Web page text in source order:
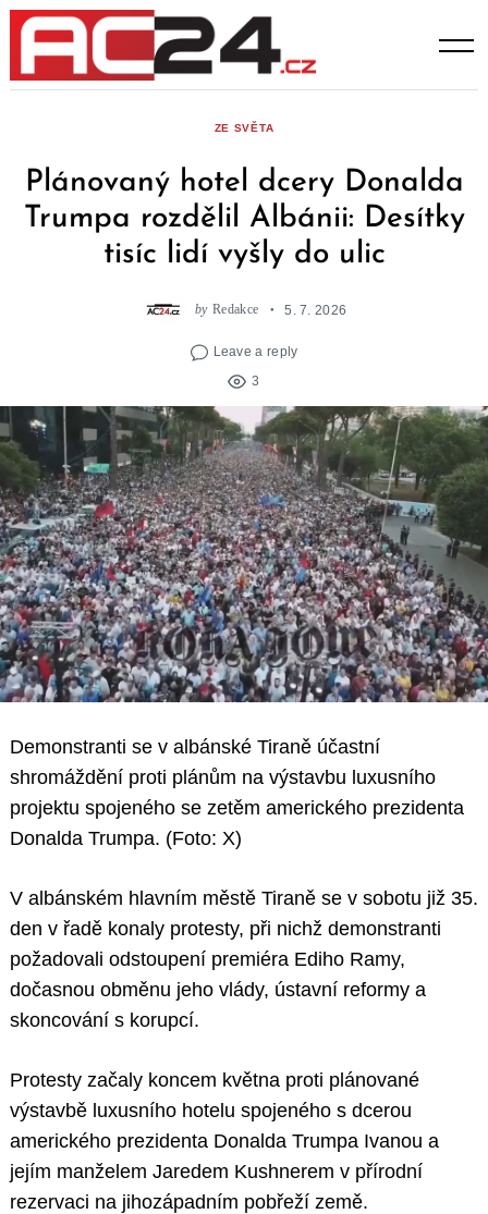
Skip
content
ZE SVĚTA
Plánovaný hotel dcery Donalda
Trumpa rozdělil Albánii: Desítky
tisíc lidí vyšly do ulic
by Redakce 5. 7. 2026
Leave a reply
3
Demonstranti se v albánské Tiraně účastní
shromáždění proti plánům na výstavbu luxusního
projektu spojeného se zetěm amerického prezidenta
Donalda Trumpa. (Foto: X)
V albánském hlavním městě Tiraně se v sobotu již 35.
den v řadě konaly protesty, při nichž demonstranti
požadovali odstoupení premiéra Ediho Ramy,
dočasnou obměnu jeho vlády, ústavní reformy a
skoncování s korupcí.
Protesty začaly koncem května proti plánované
výstavbě luxusního hotelu spojeného s dcerou
amerického prezidenta Donalda Trumpa Ivanou a
jejím manželem Jaredem Kushnerem v přírodní
rezervaci na jihozápadním pobřeží země.